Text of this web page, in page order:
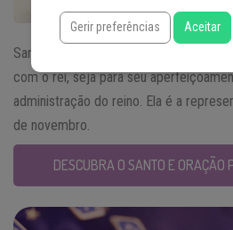
Santa Margarida foi rainha da Escócia
com o rei, seja para seu
administração do reino. Ela é a
de novembro.
DESCUBRA O SANTO E ORAÇÃO
Gerir preferências Aceitar